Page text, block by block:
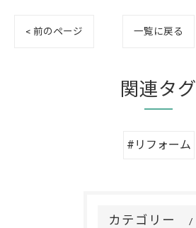
< 前のページ 一覧に戻る
関連タグ
#リフォーム
カテゴリー